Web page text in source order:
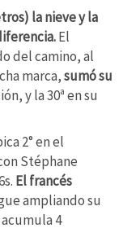
la nieve y la
El
del camino, al
marca,sumó su
y la 30ª en su
2° en el
Stéphane
El francés
ampliando su
4